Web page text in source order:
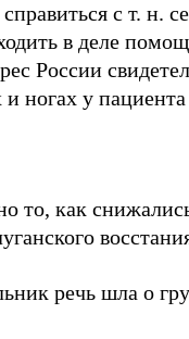
с т. н.
в деле
России
ногах у пациента
то, как
речь шла о